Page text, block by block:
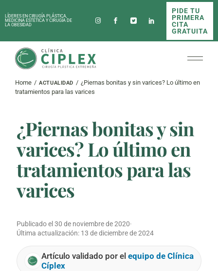
to
theLÍDERES EN CIRUGÍA PLÁSTICA,
MEDICINA ESTÉTICA Y CIRUGÍA DE
LA OBESIDAD
PIDE TU
PRIMERA
CITA
GRATUITA
Home ACTUALIDAD
¿Piernas bonitas y sin varices? Lo último en
tratamientos para las varices
¿Piernas bonitas y sin
varices? Lo último en
tratamientos para las
varices
Publicado el 30 de noviembre de 2020·
Última actualización: 13 de diciembre de 2024
Artículo validado por el equipo de Clínica
Cíplex